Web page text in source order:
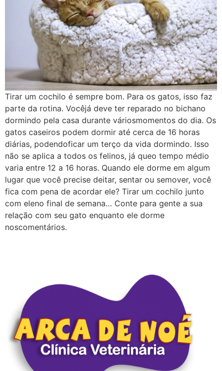
Tirar um cochilo é sempre bom. Para os gatos, isso faz
parte da rotina. Vocêjá deve ter reparado no bichano
dormindo pela casa durante váriosmomentos do dia. Os
gatos caseiros podem dormir até cerca de 16 horas
diárias, podendoficar um terço da vida dormindo. Isso
não se aplica a todos os felinos, já queo tempo médio
varia entre 12 a 16 horas. Quando ele dorme em algum
lugar que você precise deitar, sentar ou semover, você
fica com pena de acordar ele? Tirar um cochilo junto
com eleno final de semana… Conte para gente a sua
relação com seu gato enquanto ele dorme
noscomentários.